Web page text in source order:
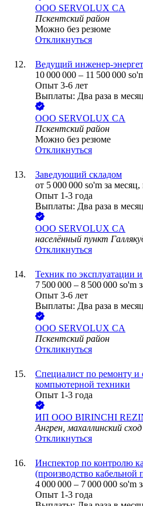
ООО SERVOLUX CA
Пскентский район
Можно без резюме
Откликнуться
Ведущий инженер-
10 000 000 – 11 500 000
Опыт 3-6 лет
Выплаты: Два раза в месяц
ООО SERVOLUX CA
Пскентский район
Можно без резюме
Откликнуться
Заведующий складом
от 5 000 000 so'm за месяц,
Опыт 1-3 года
Выплаты: Два раза в месяц
ООО SERVOLUX CA
населённый пункт
Откликнуться
Техник по эксплуатации
7 500 000 – 8 500 000 so'm
Опыт 3-6 лет
Выплаты: Два раза в месяц
ООО SERVOLUX CA
Пскентский район
Откликнуться
Специалист по ремонту
компьютерной техники
Опыт 1-3 года
ИП ООО BIRINCHI
Ангрен, махаллинский
Откликнуться
Инспектор по контролю
(производство кабельной
4 000 000 – 7 000 000 so'm
Опыт 1-3 года